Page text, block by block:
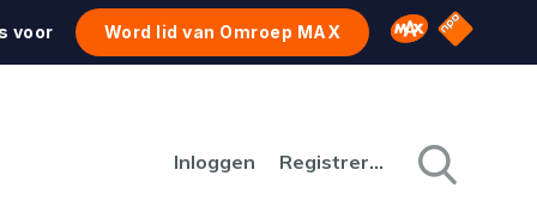
voor Word lid van Omroep MAX Omroep MAX
NPO
Inloggen Registreren